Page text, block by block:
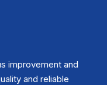
improvement and
and reliable